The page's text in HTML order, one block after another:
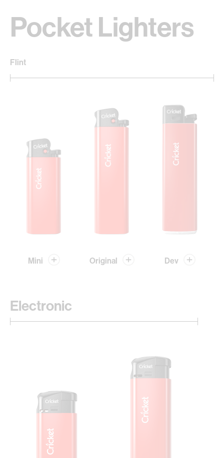
Pocket Lighters
Flint
Mini Original Dev
Electronic